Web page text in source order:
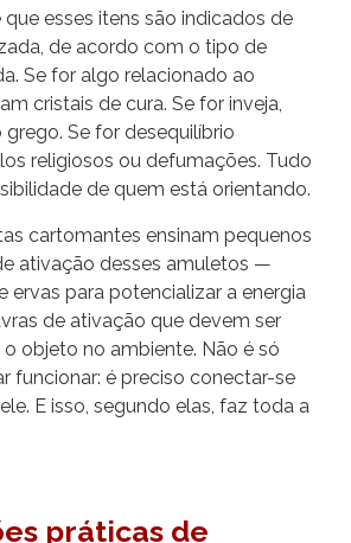
que esses itens são indicados de
de acordo com o tipo de
Se for algo relacionado ao
cristais de cura. Se for inveja,
Se for desequilíbrio
religiosos ou defumações. Tudo
de quem está orientando.
cartomantes ensinam pequenos
ativação desses amuletos —
ervas para potencializar a energia
de ativação que devem ser
objeto no ambiente. Não é só
funcionar: é preciso conectar-se
E isso, segundo elas, faz toda a
práticas de